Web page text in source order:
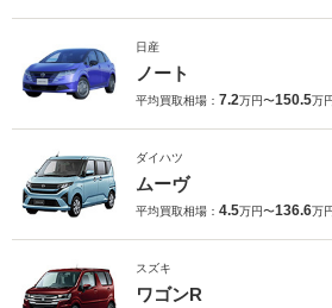
日産
ノート
平均買取相場： 7.2万円〜150.5万
ダイハツ
ムーヴ
平均買取相場： 4.5万円〜136.6万
スズキ
ワゴンR